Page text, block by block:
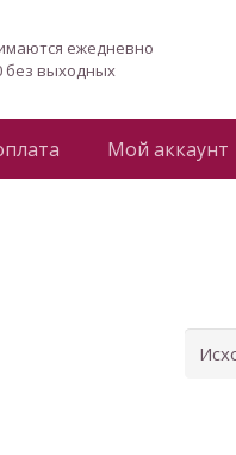
ежедневно
без выходных
Мой аккаунт